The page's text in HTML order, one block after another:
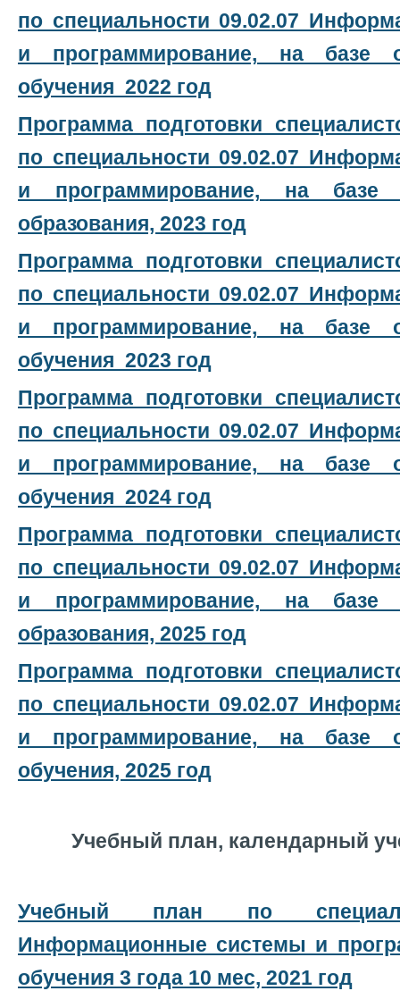
по специальности 09.02.07
и программирование, на базе
обучения 2022 год
Программа подготовки
по специальности 09.02.07
и программирование, на базе
образования, 2023 год
Программа подготовки
по специальности 09.02.07
и программирование, на базе
обучения 2023 год
Программа подготовки
по специальности 09.02.07
и программирование, на базе
обучения 2024 год
Программа подготовки
по специальности 09.02.07
и программирование, на базе
образования, 2025 год
Программа подготовки
по специальности 09.02.07
и программирование, на базе
обучения, 2025 год
Учебный план, календарный
Учебный план по
Информационные системы и
обучения 3 года 10 мес, 2021 год